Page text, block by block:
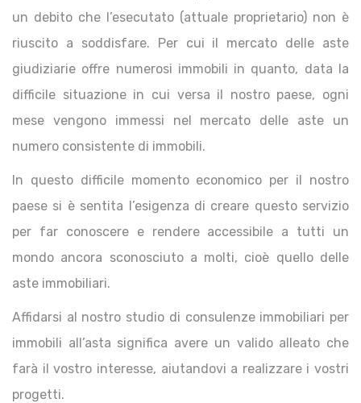
un debito che l’esecutato (attuale proprietario) non è
riuscito a soddisfare. Per cui il mercato delle aste
giudiziarie offre numerosi immobili in quanto, data la
difficile situazione in cui versa il nostro paese, ogni
mese vengono immessi nel mercato delle aste un
numero consistente di immobili.
In questo difficile momento economico per il nostro
paese si è sentita l’esigenza di creare questo servizio
per far conoscere e rendere accessibile a tutti un
mondo ancora sconosciuto a molti, cioè quello delle
aste immobiliari.
Affidarsi al nostro studio di consulenze immobiliari per
immobili all’asta significa avere un valido alleato che
farà il vostro interesse, aiutandovi a realizzare i vostri
progetti.